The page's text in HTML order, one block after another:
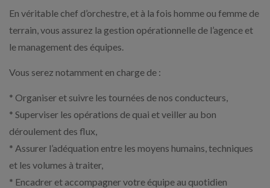
En véritable chef d’orchestre, et à la fois homme ou femme de
terrain, vous assurez la gestion opérationnelle de l’agence et
le management des équipes.
Vous serez notamment en charge de :
* Organiser et suivre les tournées de nos conducteurs,
* Superviser les opérations de quai et veiller au bon
déroulement des flux,
* Assurer l’adéquation entre les moyens humains, techniques
et les volumes à traiter,
* Encadrer et accompagner votre équipe au quotidien